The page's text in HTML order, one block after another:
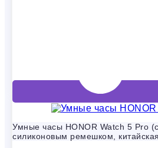
Умные часы HONOR Watch 5 Pro
силиконовым ремешком,